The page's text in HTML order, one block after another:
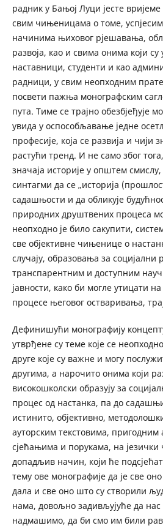
радник у Бањој Луци јесте вријеме
свим чињеницама о томе,
начинима њиховог рјешавања,
развоја, као и свима онима који
наставници, студенти и као
радници, у свим неопходним
посвети пажња монографским
пута. Тиме се трајно обезбјеђује
увида у оспособљавање једне
професије, која се развија и чији
растући тренд. И не само због
значаја историје у општем
синтагми да се „историја
садашњости и да обликује
природних друштвених процеса
неопходно је било сакупити,
све објективне чињенице о
случају, образовања за социјални
транспарентним и доступним
јавности, како би могле утицати
процесе његовог остваривања,
Дефинишући монографију
утврђене су теме које се
друге које су важне и могу
другима, а нарочито онима који
високошколски образују за
процес од настанка, па до
истинито, објективно,
аутор­ским текстовима,
сјећањима и порукама, на језички
допадљив начин, који ће
тему ове монографије да је све
дала и све оно што су створили
нама, довољно задивљујуће да
надмашимо, да би смо им били